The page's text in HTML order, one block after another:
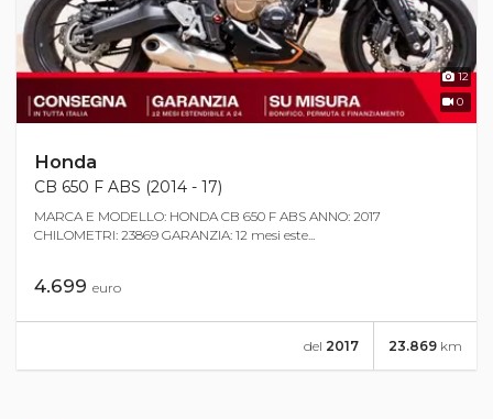
12
0
Honda
CB 650 F ABS (2014 - 17)
MARCA E MODELLO: HONDA CB 650 F ABS ANNO: 2017
CHILOMETRI: 23869 GARANZIA: 12 mesi este...
4.699 euro
23.869 km
del 2017